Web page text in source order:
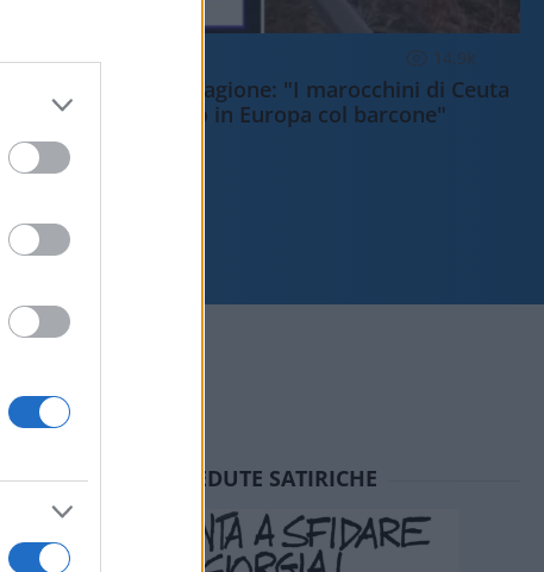
ESTERI 14.9k
Meloni aveva ragione: "I marocchini di Ceuta
sbarcano in Europa col barcone"
SEDUTE SATIRICHE